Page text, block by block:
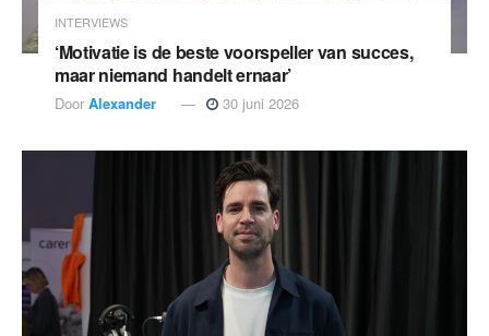
INTERVIEWS
‘Motivatie is de beste voorspeller van succes,
maar niemand handelt ernaar’
Door Alexander 30 juni 2026